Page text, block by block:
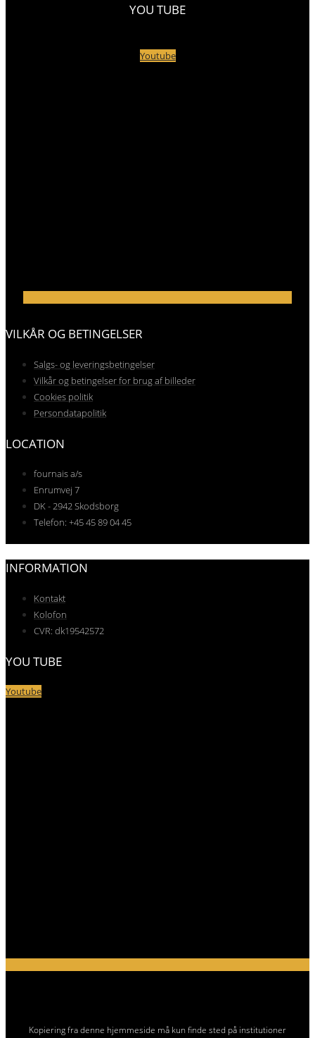
YOU TUBE
Youtube
VILKÅR OG BETINGELSER
Salgs- og leveringsbetingelser
Vilkår og betingelser for brug af billeder
Cookies politik
Persondatapolitik
LOCATION
fournais a/s
Enrumvej 7
DK - 2942 Skodsborg
Telefon: +45 45 89 04 45
INFORMATION
Kontakt
Kolofon
CVR: dk19542572
YOU TUBE
Youtube
Kopiering fra denne hjemmeside må kun finde sted på institutioner